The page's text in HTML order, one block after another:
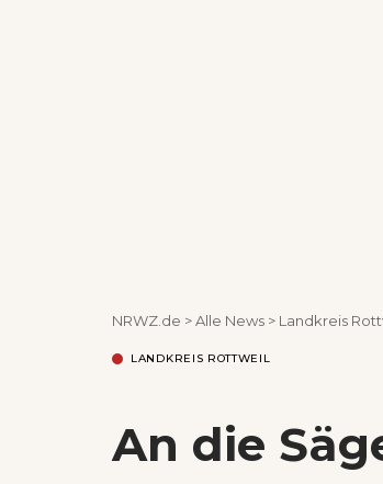
NRWZ.de >Alle News > Landkreis
LANDKREIS ROTTWEIL
An die